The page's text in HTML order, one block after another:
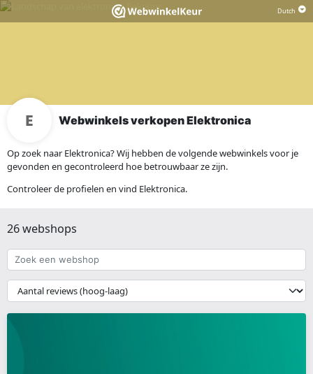
Webwinkels verkopen Elektronica
Op zoek naar Elektronica? Wij hebben de volgende webwinkels voor je
gevonden en gecontroleerd hoe betrouwbaar ze zijn.
Controleer de profielen en vind Elektronica.
26 webshops
Zoek
een
webshop
{{
__('Sort')
}}